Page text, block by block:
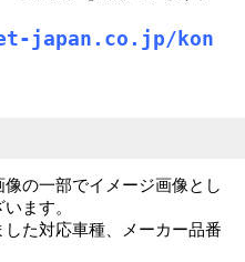
japan.co.jp/kon
の一部でイメージ画像とし
ます。
た対応車種、メーカー品番